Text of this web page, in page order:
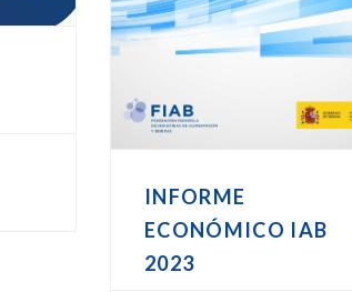
INFORME
ECONÓMICO IAB
2023